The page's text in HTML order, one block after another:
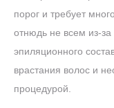
порог и требует
отнюдь не всем из-
эпиляционного
врастания волос и
процедурой.